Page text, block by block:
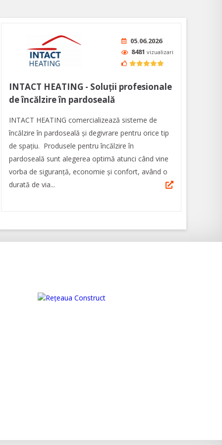
05.06.2026
8481 vizualizari
INTACT HEATING - Soluții profesionale
de încălzire în pardoseală
INTACT HEATING comercializează sisteme de
încălzire în pardoseală și degivrare pentru orice tip
de spațiu. Produsele pentru încălzire în
pardoseală sunt alegerea optimă atunci când vine
vorba de siguranță, economie și confort, având o
durată de via...